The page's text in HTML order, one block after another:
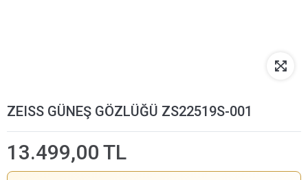
ZEISS GÜNEŞ GÖZLÜĞÜ ZS22519S-001
13.499,00 TL